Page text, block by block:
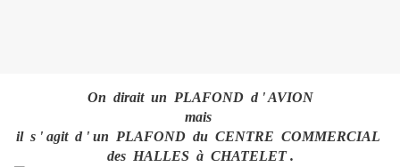
On dirait un PLAFOND d ' AVION
mais
il s ' agit d ' un PLAFOND du CENTRE COMMERCIAL
des HALLES à CHATELET .